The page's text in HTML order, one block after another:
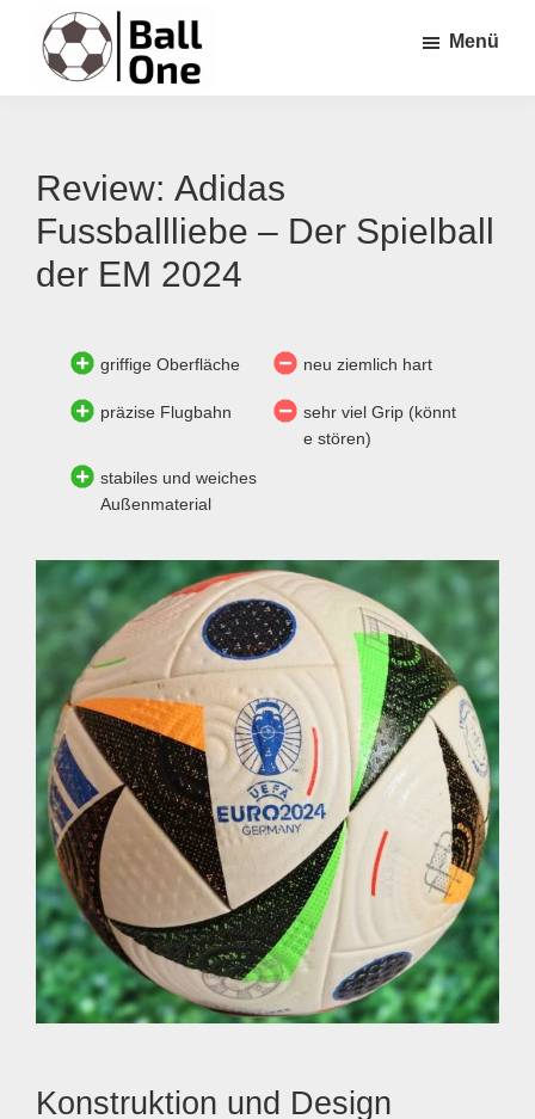
Inhalt
springen
Seitenspalte
springen
Fußzeile
springen
Menü
Review: Adidas
Fussballliebe – Der Spielball
der EM 2024
griffige Oberfläche neu ziemlich hart
präzise Flugbahn
sehr viel Grip (könnt
e stören)
stabiles und weiches
Außenmaterial
Konstruktion und Design